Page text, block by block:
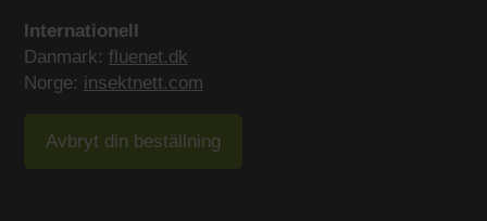
Internationell
Danmark: fluenet.dk
Norge: insektnett.com
Avbryt din beställning